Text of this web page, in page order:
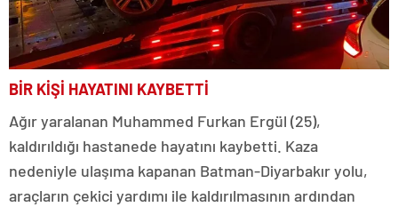
BİR KİŞİ HAYATINI KAYBETTİ
Ağır yaralanan Muhammed Furkan Ergül (25),
kaldırıldığı hastanede hayatını kaybetti. Kaza
nedeniyle ulaşıma kapanan Batman-Diyarbakır yolu,
araçların çekici yardımı ile kaldırılmasının ardından